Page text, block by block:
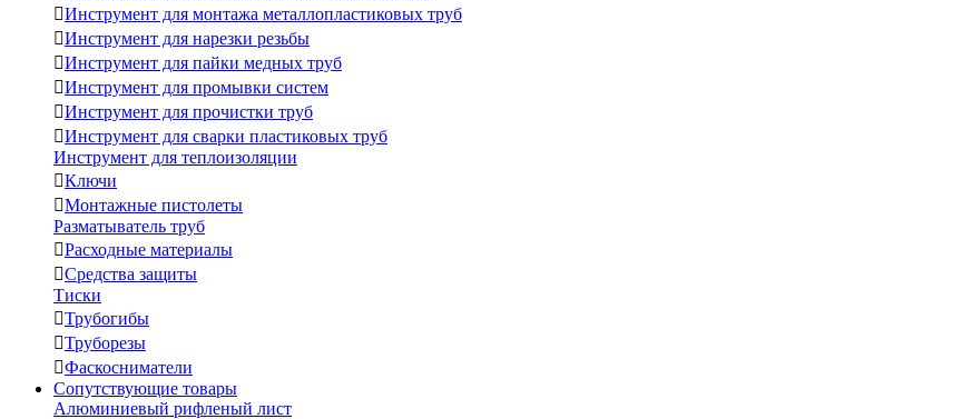
Инструмент для монтажа металлопластиковых труб
Инструмент для нарезки резьбы
Инструмент для пайки медных труб
Инструмент для промывки систем
Инструмент для прочистки труб
Инструмент для сварки пластиковых труб
Инструмент для теплоизоляции
Ключи
Монтажные пистолеты
Разматыватель труб
Расходные материалы
Средства защиты
Тиски
Трубогибы
Труборезы
Фаскосниматели
Сопутствующие товары
Алюминиевый рифленый лист